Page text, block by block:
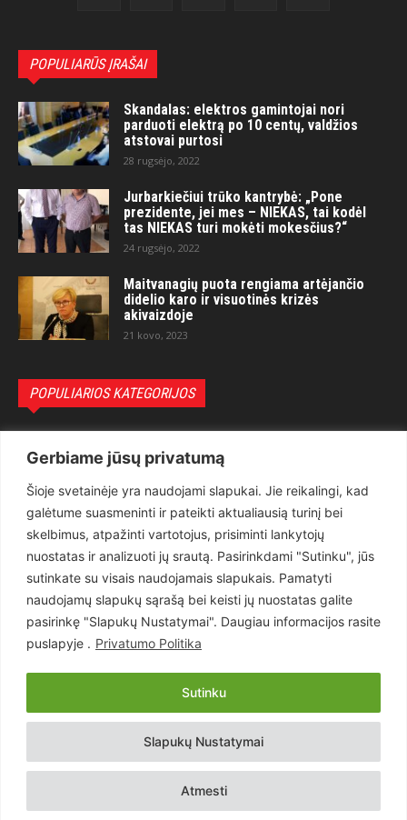
Gerbiame jūsų privatumą
Šioje svetainėje yra naudojami slapukai. Jie reikalingi, kad
galėtume suasmeninti ir pateikti aktualiausią turinį bei
skelbimus, atpažinti vartotojus, prisiminti lankytojų
nuostatas ir analizuoti jų srautą. Pasirinkdami "Sutinku", jūs
sutinkate su visais naudojamais slapukais. Pamatyti
naudojamų slapukų sąrašą bei keisti jų nuostatas galite
pasirinkę "Slapukų Nustatymai". Daugiau informacijos rasite
puslapyje . Privatumo Politika
Slapukų Nustatymai
Atmesti
Sutinku
POPULIARŪS ĮRAŠAI
Skandalas: elektros gamintojai nori
parduoti elektrą po 10 centų, valdžios
atstovai purtosi
28 rugsėjo, 2022
Jurbarkiečiui trūko kantrybė: „Pone
prezidente, jei mes – NIEKAS, tai kodėl
tas NIEKAS turi mokėti mokesčius?“
24 rugsėjo, 2022
Maitvanagių puota rengiama artėjančio
didelio karo ir visuotinės krizės
akivaizdoje
21 kovo, 2023
POPULIARIOS KATEGORIJOS
Teisėsauga
1497
Aktualu
Lietuva
619
Pasaulis
Статьи на русском
Articles in english
Copyright © 2026 UAB „Goruva“. Visos teisės saugomos.
Kontaktai Prenumerata Privatumo Politika Naudojimosi Taisyklės